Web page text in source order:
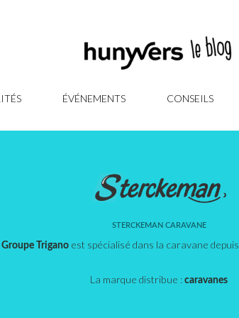
ÉVÉNEMENTS CONSEILS
STERCKEMAN CARAVANE
Groupe Triganoest spécialisé dans la caravane depuis
La marque distribue : caravanes